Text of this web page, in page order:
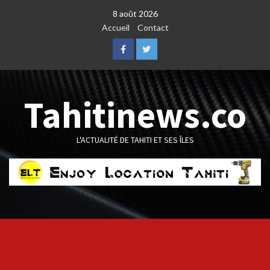
8 août 2026
Accueil
Contact
FacebookTwitter
Tahitinews.co
L'ACTUALITÉ DE TAHITI ET SES ÎLES